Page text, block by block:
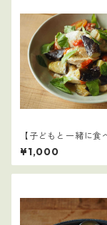
【子どもと一緒に食
ごはん】23
¥1,000